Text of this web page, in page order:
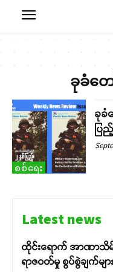
ခုခံတ
စစ်ရေး
ခုခံ
ပြ
Latest news
ထိုင်းရောက် အာဏာသိမ်
ရာဇဝတ်မှု စွပ်စွဲချက်များ